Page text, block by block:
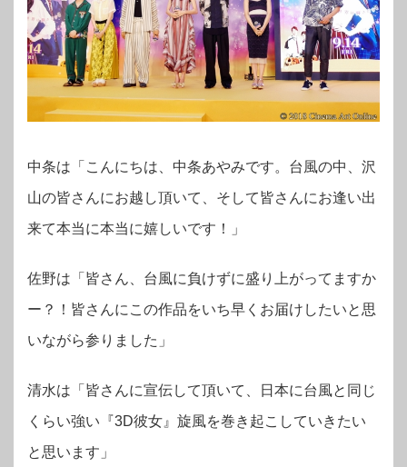
中条は「こんにちは、中条あやみです。台風の中、沢
山の皆さんにお越し頂いて、そして皆さんにお逢い出
来て本当に本当に嬉しいです！」
佐野は「皆さん、台風に負けずに盛り上がってますか
ー？！皆さんにこの作品をいち早くお届けしたいと思
いながら参りました」
清水は「皆さんに宣伝して頂いて、日本に台風と同じ
くらい強い『3D彼女』旋風を巻き起こしていきたい
と思います」